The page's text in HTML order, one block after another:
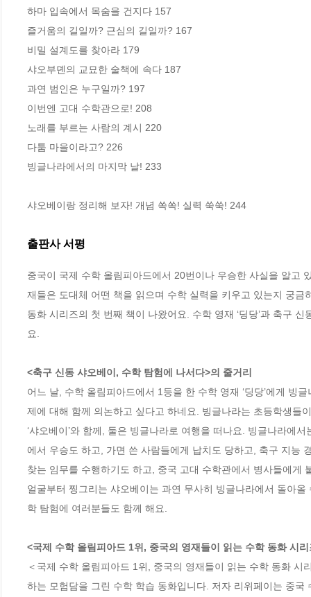
하마 입속에서 목숨을 건지다 157
즐거움의 길일까? 근심의 길일까? 167
비밀 설계도를 찾아라 179
샤오부뎬의 교묘한 술책에 속다 187
과연 범인은 누구일까? 197
이번엔 고대 수학관으로! 208
노래를 부르는 사람의 계시 220
다툼 마을이라고? 226
빙글나라에서의 마지막 날! 233
샤오베이랑 정리해 보자! 개념 쏙쏙! 실력 쑥쑥! 244
출판사 서평
중국이 국제 수학 올림피아드에서 20번이나 우승한 사실을 알고
재들은 도대체 어떤 책을 읽으며 수학 실력을 키우고 있는지 궁
동화 시리즈의 첫 번째 책이 나왔어요. 수학 영재 ‘딩당’과 축구
요.
<축구 신동 샤오베이, 수학 탐험에 나서다>의 줄거리
어느 날, 수학 올림피아드에서 1등을 한 수학 영재 ‘딩당’에게 빙
제에 대해 함께 의논하고 싶다고 하네요. 빙글나라는 초등학생들
‘샤오베이’와 함께, 둘은 빙글나라로 여행을 떠나요. 빙글나라에
에서 우승도 하고, 가면 쓴 사람들에게 납치도 당하고, 축구 지능
찾는 임무를 수행하기도 하고, 중국 고대 수학관에서 병사들에게
얼굴부터 찡그리는 샤오베이는 과연 무사히 빙글나라에서 돌아
학 탐험에 여러분들도 함께 해요.
<국제 수학 올림피아드 1위, 중국의 영재들이 읽는 수학 동화 시
＜국제 수학 올림피아드 1위, 중국의 영재들이 읽는 수학 동화
하는 모험담을 그린 수학 학습 동화입니다. 저자 리위페이는 중국